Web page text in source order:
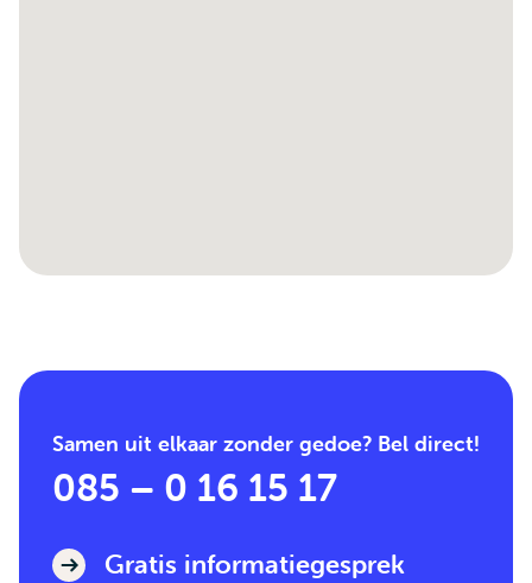
Samen uit elkaar zonder gedoe? Bel direct!
085 – 0 16 15 17
Gratis informatiegesprek